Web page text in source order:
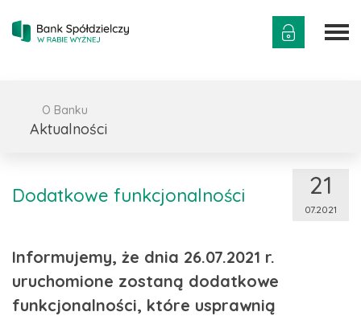
O Banku
Aktualności
Dodatkowe funkcjonalności 21
07.2021
Informujemy, że dnia 26.07.2021 r.
uruchomione zostaną dodatkowe
funkcjonalności, które usprawnią